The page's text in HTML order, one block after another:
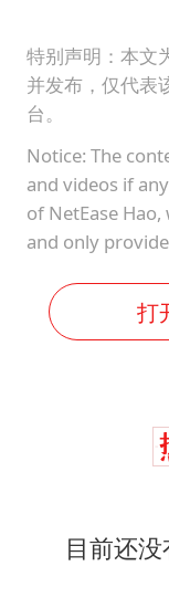
特别声明：本文
并发布，仅代表
台。
Notice: The
and videos if
of NetEase
and only
打
目前还